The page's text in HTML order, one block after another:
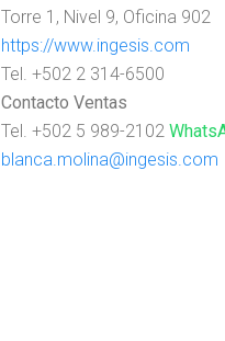
Torre 1, Nivel 9, Oficina 902
https://www.ingesis.com
Tel. +502 2 314-6500
Contacto Ventas
Tel. +502 5 989-2102
blanca.molina@ingesis.com